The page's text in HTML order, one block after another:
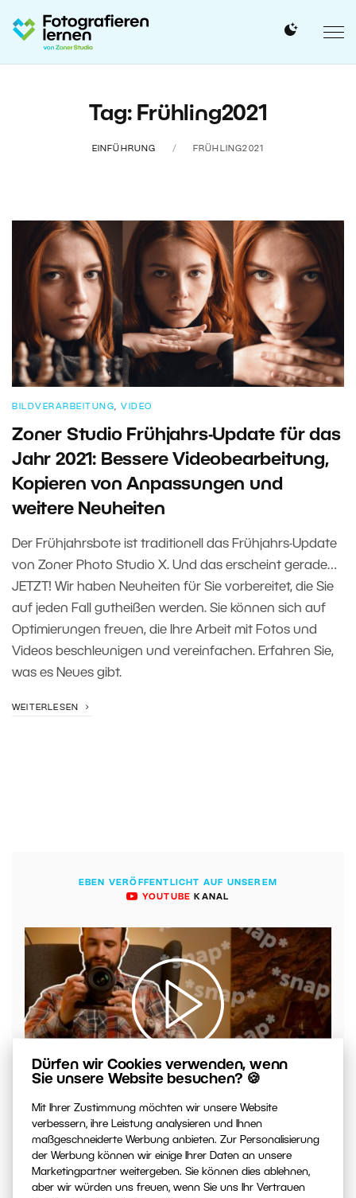
Dürfen wir Cookies verwenden, wenn
Sie unsere Website besuchen? 🍪
Mit Ihrer Zustimmung möchten wir unsere Website
verbessern, ihre Leistung analysieren und Ihnen
maßgeschneiderte Werbung anbieten. Zur Personalisierung
der Werbung können wir einige Ihrer Daten an unsere
Marketingpartner weitergeben. Sie können dies ablehnen,
aber wir würden uns freuen, wenn Sie uns Ihr Vertrauen
Tag: Frühling2021
EINFÜHRUNG FRÜHLING2021
BILDVERARBEITUNG, VIDEO
Zoner Studio Frühjahrs-Update für das
Jahr 2021: Bessere Videobearbeitung,
Kopieren von Anpassungen und
weitere Neuheiten
Der Frühjahrsbote ist traditionell das Frühjahrs-Update
von Zoner Photo Studio X. Und das erscheint gerade…
JETZT! Wir haben Neuheiten für Sie vorbereitet, die Sie
auf jeden Fall gutheißen werden. Sie können sich auf
Optimierungen freuen, die Ihre Arbeit mit Fotos und
Videos beschleunigen und vereinfachen. Erfahren Sie,
was es Neues gibt.
WEITERLESEN
EBEN VERÖFFENTLICHT AUF UNSEREM
YOUTUBE
KANAL
00:05:55